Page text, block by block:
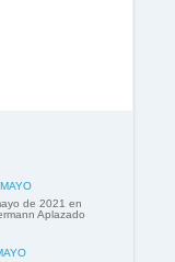
de 2021 en
Aplazado